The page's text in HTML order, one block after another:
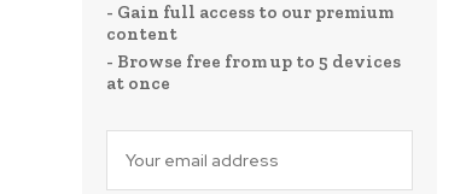
- Gain full access to our premium
content
- Browse free from up to 5 devices
at once